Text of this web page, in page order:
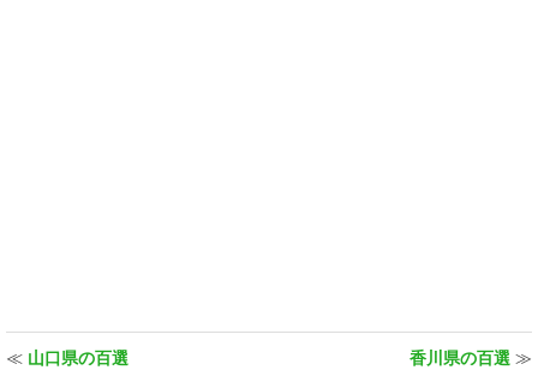
≪ 山口県の百選 香川県の百選 ≫